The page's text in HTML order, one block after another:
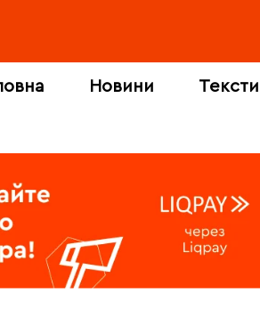
Новини Тексти